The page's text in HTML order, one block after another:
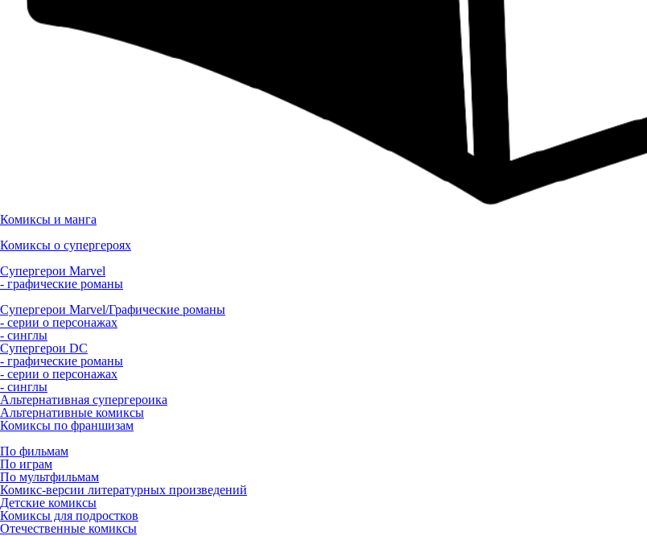
Комиксы и манга
Комиксы о супергероях
Супергерои Marvel
- графические романы
Супергерои Marvel/Графические романы
- серии о персонажах
- синглы
Супергерои DC
- графические романы
- серии о персонажах
- синглы
Альтернативная супергероика
Альтернативные комиксы
Комиксы по франшизам
По фильмам
По играм
По мультфильмам
Комикс-версии литературных произведений
Детские комиксы
Комиксы для подростков
Отечественные комиксы